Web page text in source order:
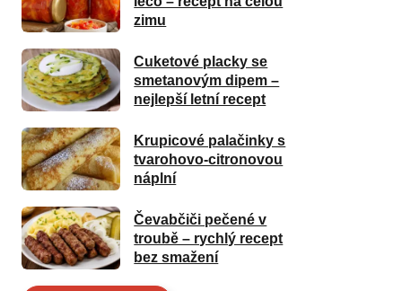
zimu
Cuketové placky se
smetanovým dipem –
nejlepší letní recept
Krupicové palačinky s
tvarohovo-citronovou
náplní
Čevabčiči pečené v
troubě – rychlý recept
bez smažení